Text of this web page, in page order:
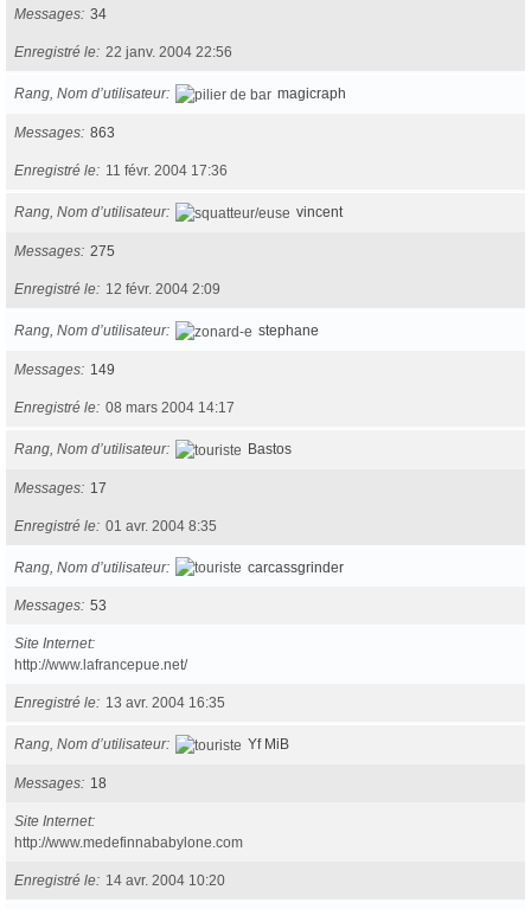
Messages 34
Enregistré le 22 janv. 2004 22:56
Rang, Nom d’utilisateur magicraph
Messages 863
Enregistré le 11 févr. 2004 17:36
Rang, Nom d’utilisateur vincent
Messages 275
Enregistré le 12 févr. 2004 2:09
Rang, Nom d’utilisateur stephane
Messages 149
Enregistré le 08 mars 2004 14:17
Rang, Nom d’utilisateur Bastos
Messages 17
Enregistré le 01 avr. 2004 8:35
Rang, Nom d’utilisateur carcassgrinder
Messages 53
Site Internet
http://www.lafrancepue.net/
Enregistré le 13 avr. 2004 16:35
Rang, Nom d’utilisateur Yf MiB
Messages 18
Site Internet
http://www.medefinnababylone.com
Enregistré le 14 avr. 2004 10:20